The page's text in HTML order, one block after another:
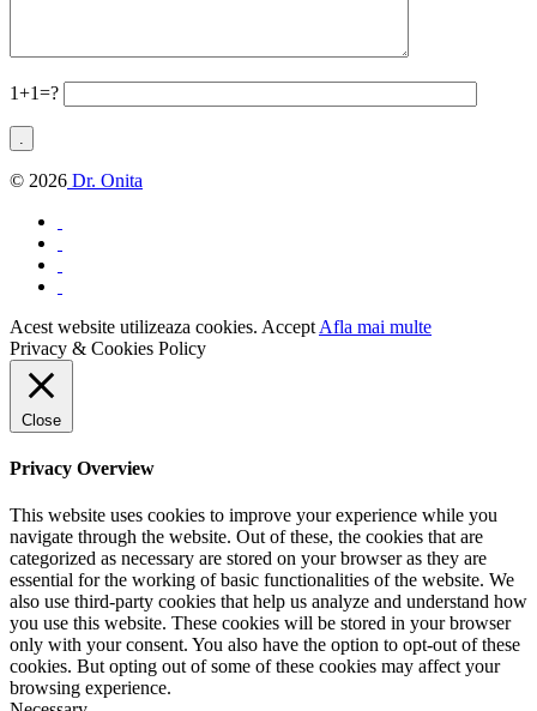
1+1=?
© 2026 Dr. Onita
Acest website utilizeaza cookies. Accept Afla mai multe
Privacy & Cookies Policy
Close
Privacy Overview
This website uses cookies to improve your experience while you
navigate through the website. Out of these, the cookies that are
categorized as necessary are stored on your browser as they are
essential for the working of basic functionalities of the website. We
also use third-party cookies that help us analyze and understand how
you use this website. These cookies will be stored in your browser
only with your consent. You also have the option to opt-out of these
cookies. But opting out of some of these cookies may affect your
browsing experience.